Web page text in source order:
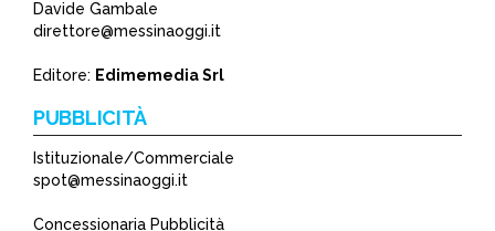
Davide Gambale
direttore@messinaoggi.it
Editore: Edimemedia Srl
PUBBLICITÀ
Istituzionale/Commerciale
spot@messinaoggi.it
Concessionaria Pubblicità